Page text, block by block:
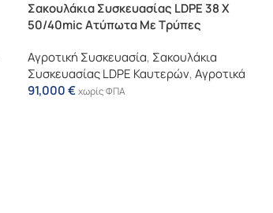
Σακουλάκια Συσκευασίας LDPE 38 X
50/40mic Ατύπωτα Με Τρύπες
Αγροτική Συσκευασία, Σακουλάκια
Συσκευασίας LDPE Καυτερών,Αγροτικά
91,000€χωρίς ΦΠΑ